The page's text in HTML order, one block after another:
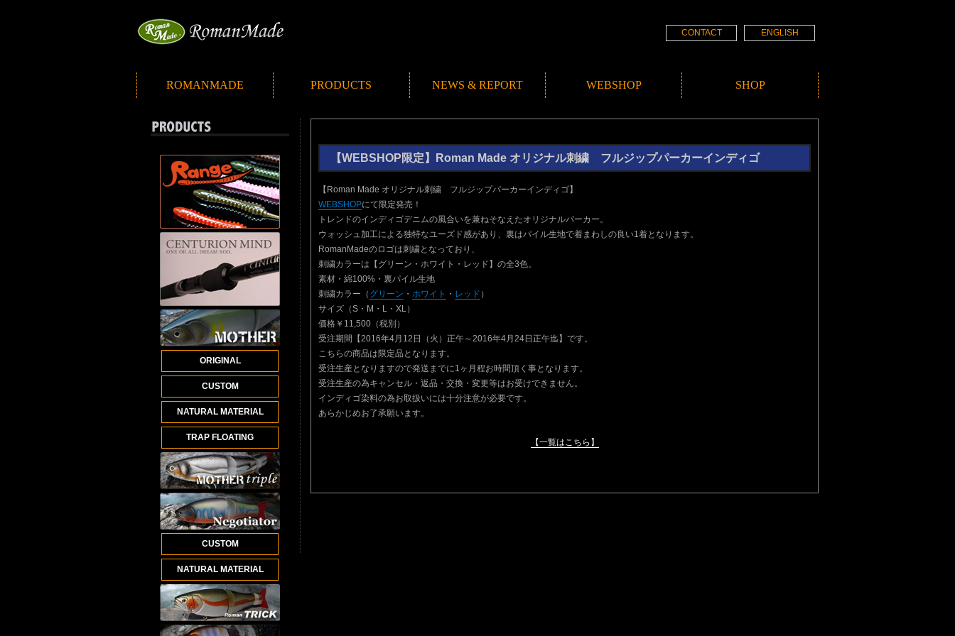
ENGLISH
CONTACT
ROMANMADE PRODUCTS NEWS & REPORT WEBSHOP SHOP
【WEBSHOP限定】Roman Made オリジナル刺繍 フルジップパーカーインディゴ
【Roman Made オリジナル刺繍 フルジップパーカーインディゴ】
WEBSHOPにて限定発売！
トレンドのインディゴデニムの風合いを兼ねそなえたオリジナルパーカー。
ウォッシュ加工による独特なユーズド感があり、裏はパイル生地で着まわしの良い1着となります。
RomanMadeのロゴは刺繍となっており、
刺繍カラーは【グリーン・ホワイト・レッド】の全3色。
素材・綿100%・裏パイル生地
刺繍カラー（ グリーン ・ ホワイト ・ レッド ）
サイズ（S・M・L・XL）
価格￥11,500（税別）
受注期間【2016年4月12日（火）正午～2016年4月24日正午迄】です。
こちらの商品は限定品となります。
受注生産となりますので発送までに1ヶ月程お時間頂く事となります。
受注生産の為キャンセル・返品・交換・変更等はお受けできません。
インディゴ染料の為お取扱いには十分注意が必要です。
あらかじめお了承願います。
【一覧はこちら】
ORIGINAL
CUSTOM
NATURAL MATERIAL
TRAP FLOATING
CUSTOM
NATURAL MATERIAL